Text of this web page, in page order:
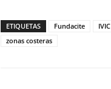
ETIQUETAS Fundacite IVIC
zonas costeras